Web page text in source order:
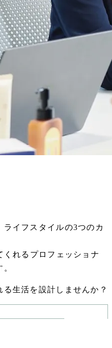
ライフスタイルの3つのカ
くれる プロフェッショナ
る生活を設計しませんか？